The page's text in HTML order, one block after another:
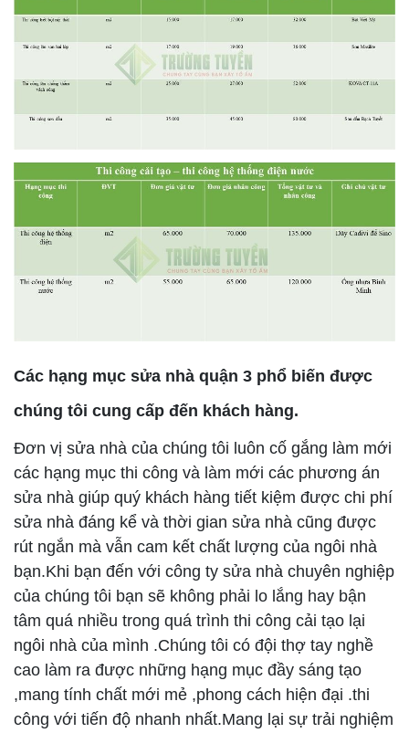
Các hạng mục sửa nhà quận 3 phổ biến được
chúng tôi cung cấp đến khách hàng.
Đơn vị sửa nhà của chúng tôi luôn cố gắng làm mới
các hạng mục thi công và làm mới các phương án
sửa nhà giúp quý khách hàng tiết kiệm được chi phí
sửa nhà đáng kể và thời gian sửa nhà cũng được
rút ngắn mà vẫn cam kết chất lượng của ngôi nhà
bạn.Khi bạn đến với công ty sửa nhà chuyên nghiệp
của chúng tôi bạn sẽ không phải lo lắng hay bận
tâm quá nhiều trong quá trình thi công cải tạo lại
ngôi nhà của mình .Chúng tôi có đội thợ tay nghề
cao làm ra được những hạng mục đầy sáng tạo
,mang tính chất mới mẻ ,phong cách hiện đại .thi
công với tiến độ nhanh nhất.Mang lại sự trải nghiệm